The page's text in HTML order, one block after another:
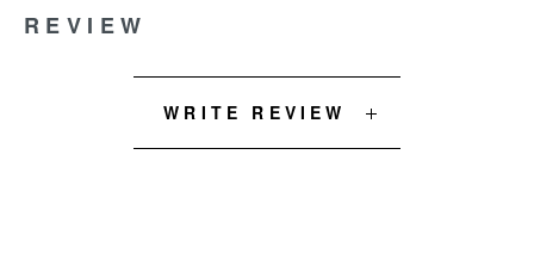
REVIEW
WRITE REVIEW